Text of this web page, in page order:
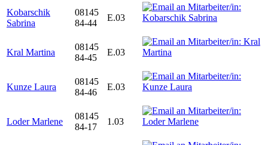
Kobarschik
Sabrina
08145
84-44
E.03
Kral Martina
08145
84-45
E.03
Kunze Laura
08145
84-46
E.03
Loder Marlene
08145
84-17
1.03